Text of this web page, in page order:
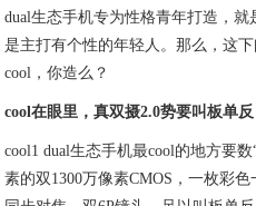
dual生态手机专为性格青年打造，
是主打有个性的年轻人。那么，这
cool，你造么？
cool在眼里，真双摄2.0势要叫板单反
cool1 dual生态手机最cool的地方要
素的双1300万像素CMOS，一枚彩